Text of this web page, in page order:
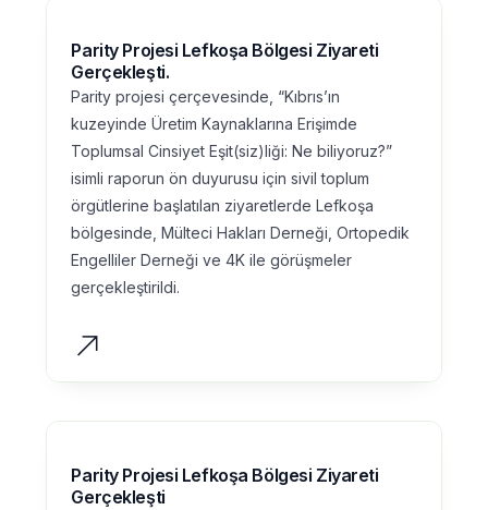
Parity Projesi Lefkoşa Bölgesi Ziyareti
Gerçekleşti.
Parity projesi çerçevesinde, “Kıbrıs’ın
kuzeyinde Üretim Kaynaklarına Erişimde
Toplumsal Cinsiyet Eşit(siz)liği: Ne biliyoruz?”
isimli raporun ön duyurusu için sivil toplum
örgütlerine başlatılan ziyaretlerde Lefkoşa
bölgesinde, Mülteci Hakları Derneği, Ortopedik
Engelliler Derneği ve 4K ile görüşmeler
gerçekleştirildi.
Parity Projesi Lefkoşa Bölgesi Ziyareti
Gerçekleşti